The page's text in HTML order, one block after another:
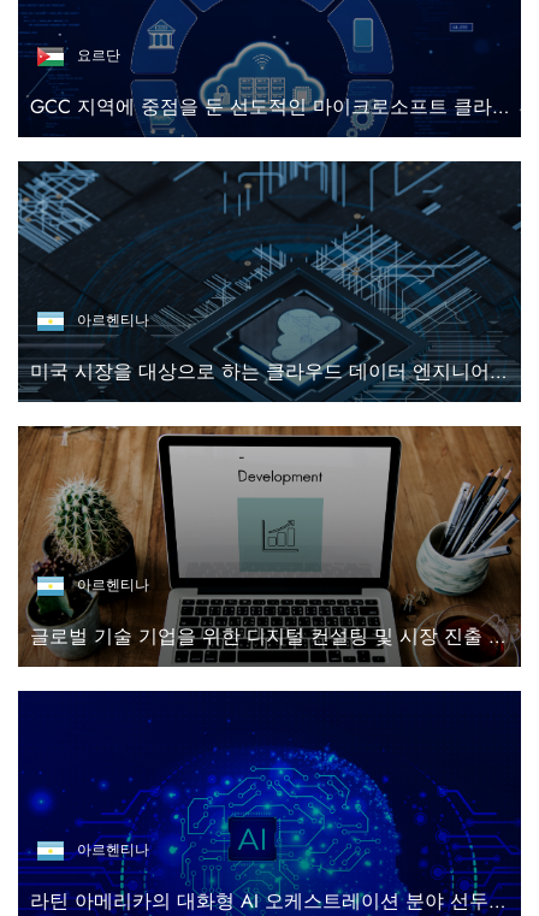
요르단
GCC 지역에 중점을 둔 선도적인 마이크로소프트 클라우드 및 다이내믹스 365 솔루션 제공업체
아르헨티나
미국 시장을 대상으로 하는 클라우드 데이터 엔지니어링 및 AI 솔루션 제공업체
아르헨티나
글로벌 기술 기업을 위한 디지털 컨설팅 및 시장 진출 지원 플랫폼
아르헨티나
라틴 아메리카의 대화형 AI 오케스트레이션 분야 선두 기업